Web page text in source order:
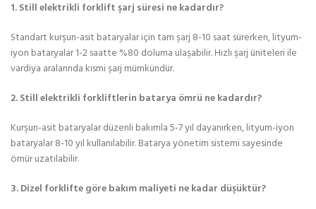
1. Still elektrikli forklift şarj süresi ne kadardır?
Standart kurşun-asit bataryalar için tam şarj 8-10 saat sürerken, lityum-
iyon bataryalar 1-2 saatte %80 doluma ulaşabilir. Hızlı şarj üniteleri ile
vardiya aralarında kısmi şarj mümkündür.
2. Still elektrikli forkliftlerin batarya ömrü ne kadardır?
Kurşun-asit bataryalar düzenli bakımla 5-7 yıl dayanırken, lityum-iyon
bataryalar 8-10 yıl kullanılabilir. Batarya yönetim sistemi sayesinde
ömür uzatılabilir.
3. Dizel forklifte göre bakım maliyeti ne kadar düşüktür?